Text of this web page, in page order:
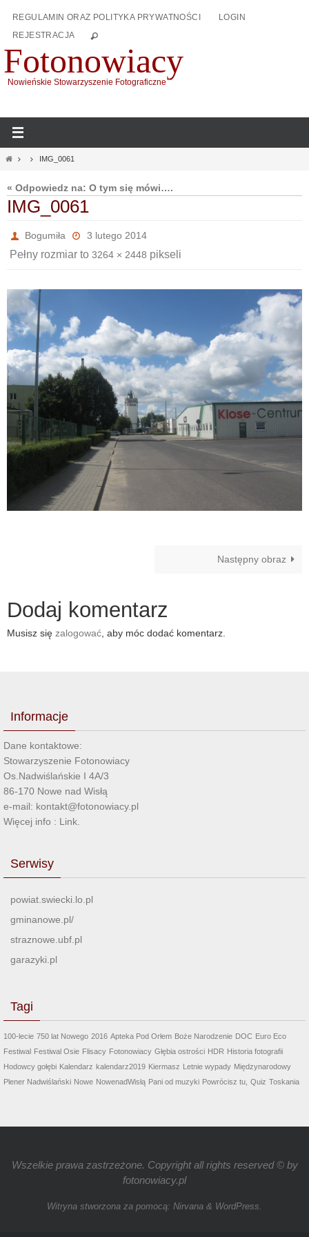
treści
REGULAMIN ORAZ POLITYKA PRYWATNOŚCI
LOGIN
REJESTRACJA
Fotonowiacy
Nowieńskie Stowarzyszenie Fotograficzne
Home IMG_0061
« Odpowiedz na: O tym się mówi….
IMG_0061
Bogumiła 3 lutego 2014
Pełny rozmiar to 3264 × 2448 pikseli
Następny obraz
Dodaj komentarz
Musisz się zalogować , aby móc dodać komentarz.
Informacje
Dane kontaktowe:
Stowarzyszenie Fotonowiacy
Os.Nadwiślańskie I 4A/3
86-170 Nowe nad Wisłą
e-mail: kontakt@fotonowiacy.pl
Więcej info : Link
Serwisy
powiat.swiecki.lo.pl
gminanowe.pl/
straznowe.ubf.pl
garazyki.pl
Tagi
100-lecie 750 lat Nowego 2016 Apteka Pod Orłem Boże Narodzenie DOC Euro Eco
Festiwal Festiwal Osie Flisacy Fotonowiacy Głębia ostrości HDR Historia fotografii
Hodowcy gołębi Kalendarz kalendarz2019 Kiermasz Letnie wypady Międzynarodowy
Plener Nadwiślański Nowe NowenadWisłą Pani od muzyki Powrócisz tu, Quiz Toskania
Wszelkie prawa zastrzeżone. Copyright all rights reserved © by
fotonowiacy.pl
Witryna stworzona za pomocą: Nirvana & WordPress.